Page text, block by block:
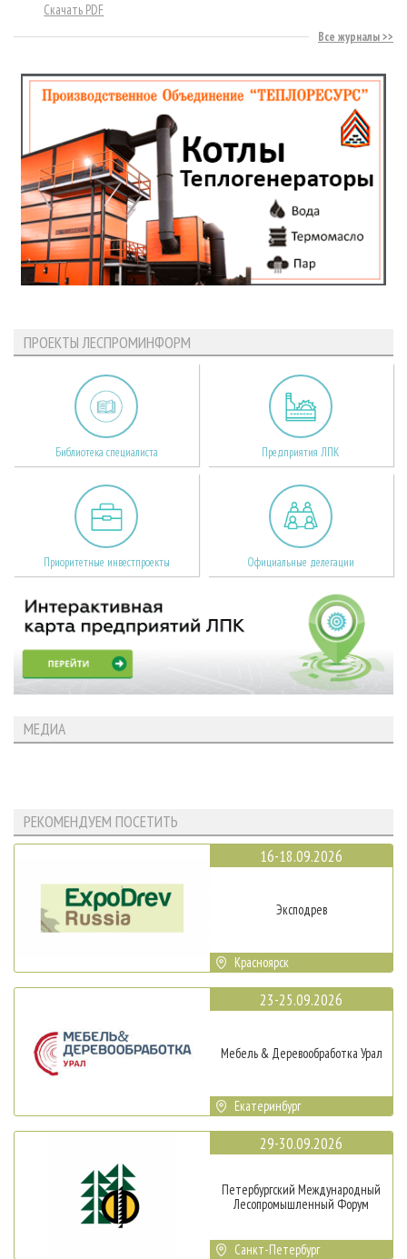
Скачать PDF
Все журналы
ПРОЕКТЫ ЛЕСПРОМИНФОРМ
Библиотека специалиста Предприятия ЛПК
Приоритетные инвестпроекты Официальные делегации
МЕДИА
РЕКОМЕНДУЕМ ПОСЕТИТЬ
16-18.09.2026
Эксподрев
Красноярск
23-25.09.2026
Мебель & Деревообработка Урал
Екатеринбург
29-30.09.2026
Петербургский Международный
Лесопромышленный Форум
Санкт-Петербург